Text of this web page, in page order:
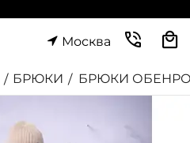
Москва
/ БРЮКИ / БРЮКИ